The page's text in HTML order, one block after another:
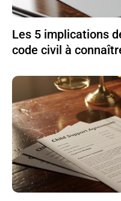
Les 5 implications
code civil à